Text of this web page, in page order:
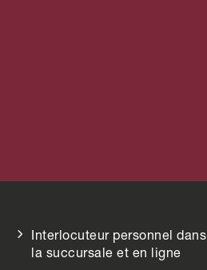
Interlocuteur personnel dans
la succursale et en ligne